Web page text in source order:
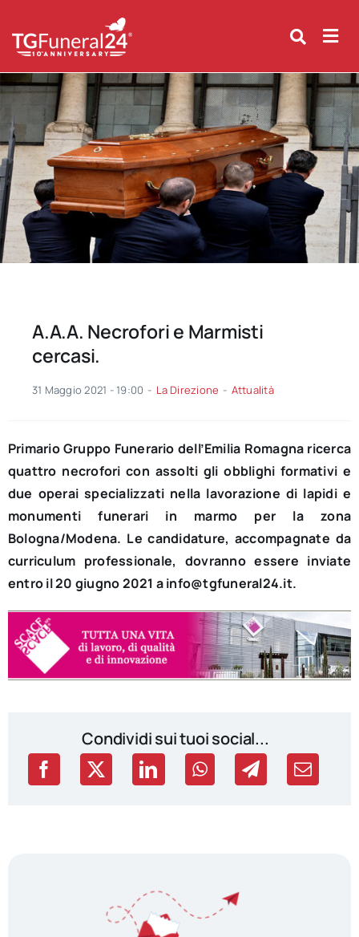
content
A.A.A. Necrofori e Marmisti
cercasi.
31 Maggio 2021 - 19:00 - La Direzione - Attualità
Primario Gruppo Funerario dell’Emilia Romagna ricerca
quattro necrofori con assolti gli obblighi formativi e
due operai specializzati nella lavorazione di lapidi e
monumenti funerari in marmo per la zona
Bologna/Modena. Le candidature, accompagnate da
curriculum professionale, dovranno essere inviate
entro il 20 giugno 2021 a info@tgfuneral24.it.
Condividi sui tuoi social...